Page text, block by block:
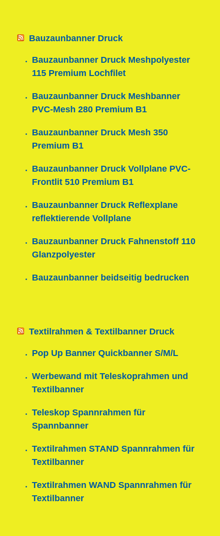
Bauzaunbanner Druck
Bauzaunbanner Druck Meshpolyester
115 Premium Lochfilet
Bauzaunbanner Druck Meshbanner
PVC-Mesh 280 Premium B1
Bauzaunbanner Druck Mesh 350
Premium B1
Bauzaunbanner Druck Vollplane PVC-
Frontlit 510 Premium B1
Bauzaunbanner Druck Reflexplane
reflektierende Vollplane
Bauzaunbanner Druck Fahnenstoff 110
Glanzpolyester
Bauzaunbanner beidseitig bedrucken
Textilrahmen & Textilbanner Druck
Pop Up Banner Quickbanner S/M/L
Werbewand mit Teleskoprahmen und
Textilbanner
Teleskop Spannrahmen für
Spannbanner
Textilrahmen STAND Spannrahmen für
Textilbanner
Textilrahmen WAND Spannrahmen für
Textilbanner